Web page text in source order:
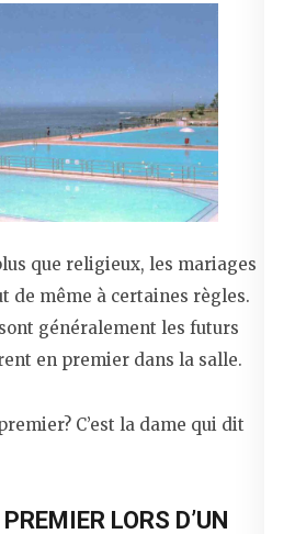
que religieux, les mariages
de même à certaines règles.
généralement les futurs
en premier dans la salle.
C’est la dame qui dit
LORS D’UN